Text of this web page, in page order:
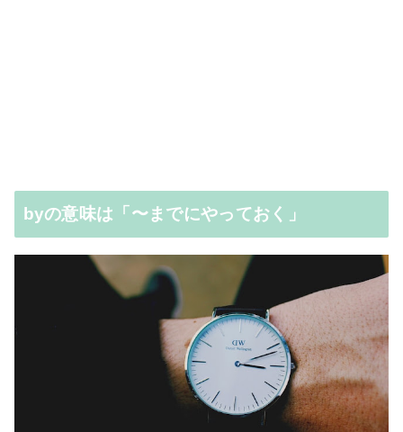
byの意味は「〜までにやっておく」